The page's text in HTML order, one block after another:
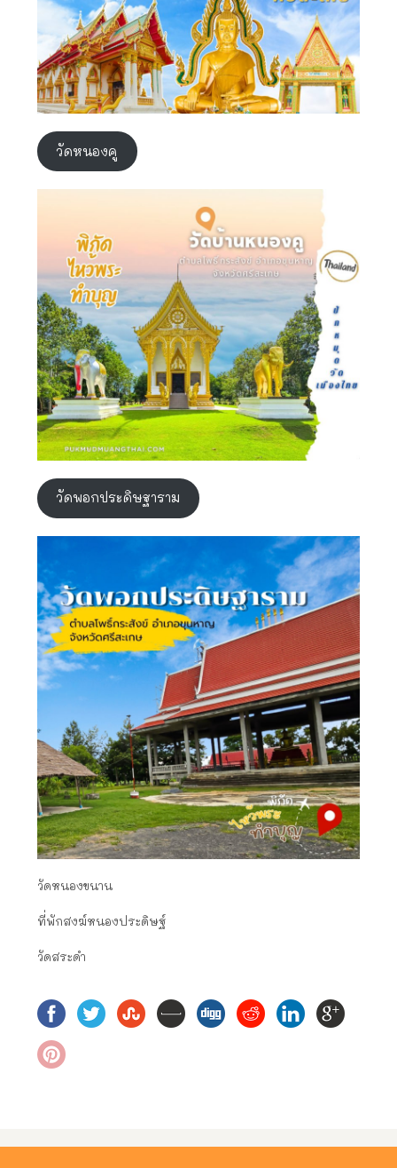
วัดหนองคู
วัดพอกประดิษฐาราม
วัดหนองขนาน
ที่พักสงฆ์หนองประดิษฐ์
วัดสระดำ